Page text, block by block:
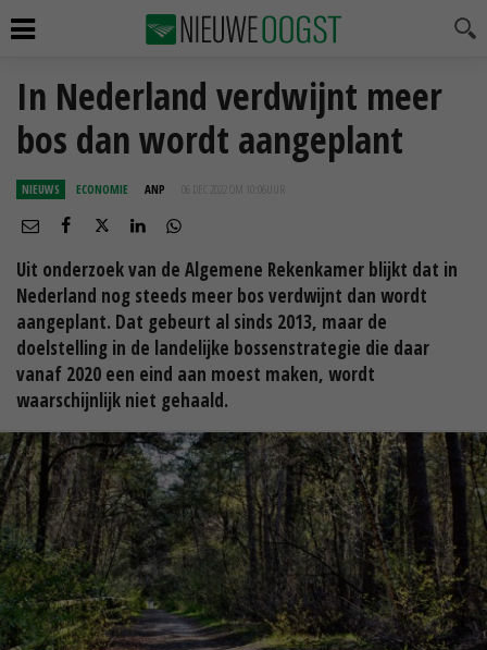
In Nederland verdwijnt meer
bos dan wordt aangeplant
NIEUWS ECONOMIE ANP 06 DEC 2022 OM 10:06
Uit onderzoek van de Algemene Rekenkamer blijkt dat in
Nederland nog steeds meer bos verdwijnt dan wordt
aangeplant. Dat gebeurt al sinds 2013, maar de
doelstelling in de landelijke bossenstrategie die daar
vanaf 2020 een eind aan moest maken, wordt
waarschijnlijk niet gehaald.